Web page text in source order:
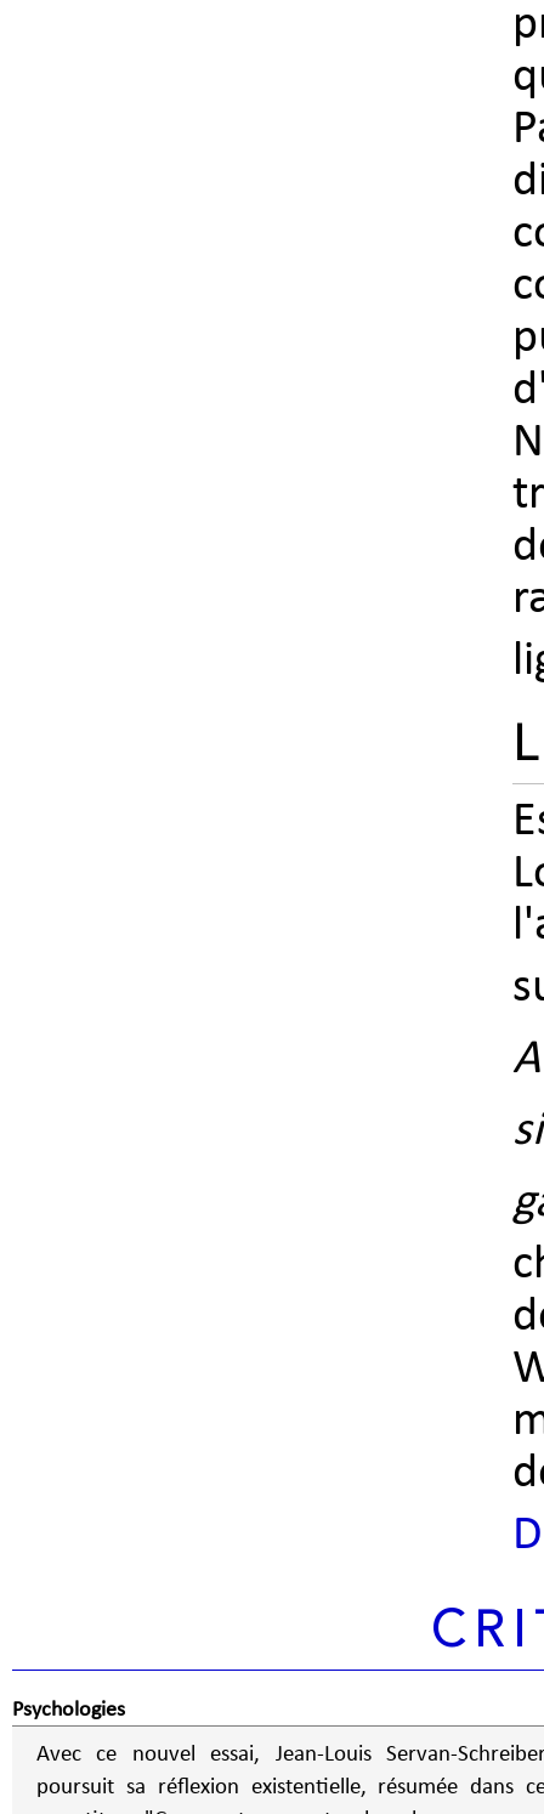
Psychologies
Avec ce nouvel essai, Jean-Louis Servan-
poursuit sa réflexion existentielle, résumée dans